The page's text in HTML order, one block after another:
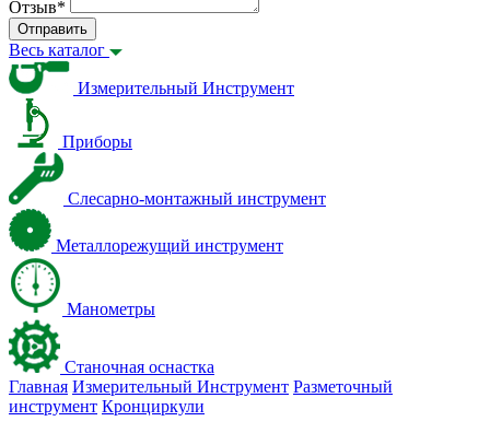
Отзыв*
Отправить
Весь каталог
Измерительный Инструмент
Приборы
Слесарно-монтажный инструмент
Металлорежущий инструмент
Манометры
Станочная оснастка
Главная Измерительный Инструмент Разметочный
инструмент Кронциркули